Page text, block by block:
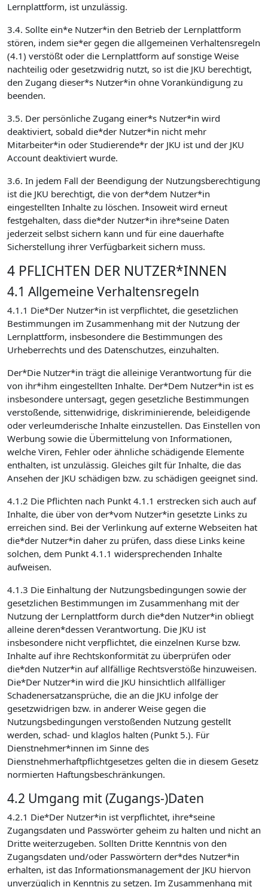
Lernplattform, ist unzulässig.
3.4. Sollte ein*e Nutzer*in den Betrieb der Lernplattform
stören, indem sie*er gegen die allgemeinen Verhaltensregeln
(4.1) verstößt oder die Lernplattform auf sonstige Weise
nachteilig oder gesetzwidrig nutzt, so ist die JKU berechtigt,
den Zugang dieser*s Nutzer*in ohne Vorankündigung zu
beenden.
3.5. Der persönliche Zugang einer*s Nutzer*in wird
deaktiviert, sobald die*der Nutzer*in nicht mehr
Mitarbeiter*in oder Studierende*r der JKU ist und der JKU
Account deaktiviert wurde.
3.6. In jedem Fall der Beendigung der Nutzungsberechtigung
ist die JKU berechtigt, die von der*dem Nutzer*in
eingestellten Inhalte zu löschen. Insoweit wird erneut
festgehalten, dass die*der Nutzer*in ihre*seine Daten
jederzeit selbst sichern kann und für eine dauerhafte
Sicherstellung ihrer Verfügbarkeit sichern muss.
4 PFLICHTEN DER NUTZER*INNEN
4.1 Allgemeine Verhaltensregeln
4.1.1 Die*Der Nutzer*in ist verpflichtet, die gesetzlichen
Bestimmungen im Zusammenhang mit der Nutzung der
Lernplattform, insbesondere die Bestimmungen des
Urheberrechts und des Datenschutzes, einzuhalten.
Der*Die Nutzer*in trägt die alleinige Verantwortung für die
von ihr*ihm eingestellten Inhalte. Der*Dem Nutzer*in ist es
insbesondere untersagt, gegen gesetzliche Bestimmungen
verstoßende, sittenwidrige, diskriminierende, beleidigende
oder verleumderische Inhalte einzustellen. Das Einstellen von
Werbung sowie die Übermittelung von Informationen,
welche Viren, Fehler oder ähnliche schädigende Elemente
enthalten, ist unzulässig. Gleiches gilt für Inhalte, die das
Ansehen der JKU schädigen bzw. zu schädigen geeignet sind.
4.1.2 Die Pflichten nach Punkt 4.1.1 erstrecken sich auch auf
Inhalte, die über von der*vom Nutzer*in gesetzte Links zu
erreichen sind. Bei der Verlinkung auf externe Webseiten hat
die*der Nutzer*in daher zu prüfen, dass diese Links keine
solchen, dem Punkt 4.1.1 widersprechenden Inhalte
aufweisen.
4.1.3 Die Einhaltung der Nutzungsbedingungen sowie der
gesetzlichen Bestimmungen im Zusammenhang mit der
Nutzung der Lernplattform durch die*den Nutzer*in obliegt
alleine deren*dessen Verantwortung. Die JKU ist
insbesondere nicht verpflichtet, die einzelnen Kurse bzw.
Inhalte auf ihre Rechtskonformität zu überprüfen oder
die*den Nutzer*in auf allfällige Rechtsverstöße hinzuweisen.
Die*Der Nutzer*in wird die JKU hinsichtlich allfälliger
Schadenersatzansprüche, die an die JKU infolge der
gesetzwidrigen bzw. in anderer Weise gegen die
Nutzungsbedingungen verstoßenden Nutzung gestellt
werden, schad- und klaglos halten (Punkt 5.). Für
Dienstnehmer*innen im Sinne des
Dienstnehmerhaftpflichtgesetzes gelten die in diesem Gesetz
normierten Haftungsbeschränkungen.
4.2 Umgang mit (Zugangs-)Daten
4.2.1 Die*Der Nutzer*in ist verpflichtet, ihre*seine
Zugangsdaten und Passwörter geheim zu halten und nicht an
Dritte weiterzugeben. Sollten Dritte Kenntnis von den
Zugangsdaten und/oder Passwörtern der*des Nutzer*in
erhalten, ist das Informationsmanagement der JKU hiervon
unverzüglich in Kenntnis zu setzen. Im Zusammenhang mit